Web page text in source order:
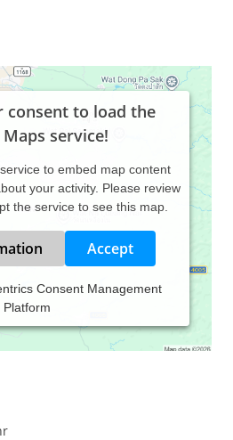
consent to load the
Maps service!
to embed map content
your activity. Please review
the service to see this map.
Accept
Consent Management
Platform
liegt in Walllage in